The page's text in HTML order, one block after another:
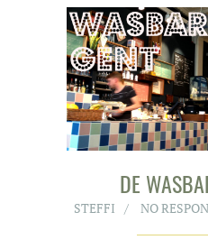
DE
STEFFI NO